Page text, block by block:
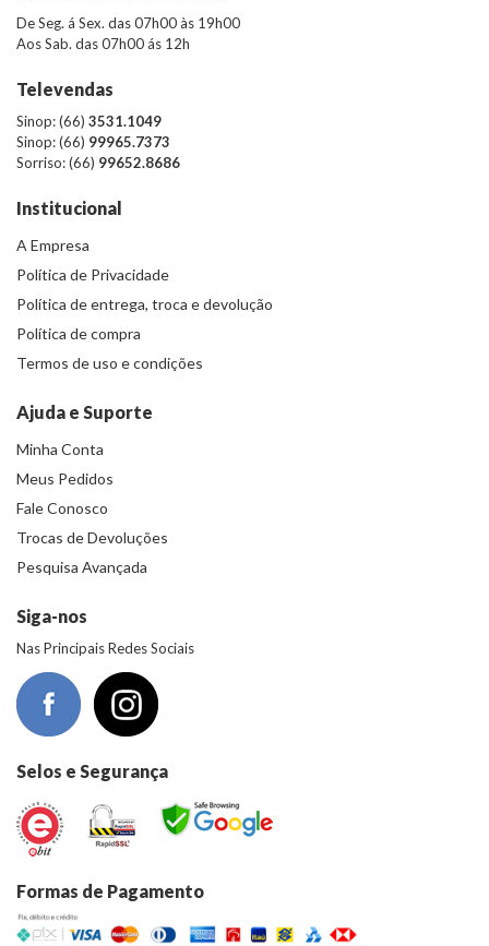
De Seg. á Sex. das 07h00 às 19h00
Aos Sab. das 07h00 ás 12h
Televendas
Sinop: (66) 3531.1049
Sinop: (66) 99965.7373
Sorriso: (66) 99652.8686
Institucional
A Empresa
Política de Privacidade
Política de entrega, troca e devolução
Política de compra
Termos de uso e condições
Ajuda e Suporte
Minha Conta
Meus Pedidos
Fale Conosco
Trocas de Devoluções
Pesquisa Avançada
Siga-nos
Nas Principais Redes Sociais
Selos e Segurança
Formas de Pagamento